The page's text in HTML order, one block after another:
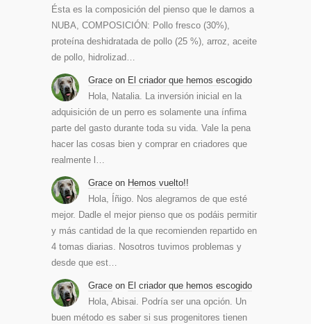
Ésta es la composición del pienso que le damos a
NUBA, COMPOSICIÓN: Pollo fresco (30%),
proteína deshidratada de pollo (25 %), arroz, aceite
de pollo, hidrolizad…
Grace on El criador que hemos escogido
Hola, Natalia. La inversión inicial en la
adquisición de un perro es solamente una ínfima
parte del gasto durante toda su vida. Vale la pena
hacer las cosas bien y comprar en criadores que
realmente l…
Grace on Hemos vuelto!!
Hola, Íñigo. Nos alegramos de que esté
mejor. Dadle el mejor pienso que os podáis permitir
y más cantidad de la que recomienden repartido en
4 tomas diarias. Nosotros tuvimos problemas y
desde que est…
Grace on El criador que hemos escogido
Hola, Abisai. Podría ser una opción. Un
buen método es saber si sus progenitores tienen